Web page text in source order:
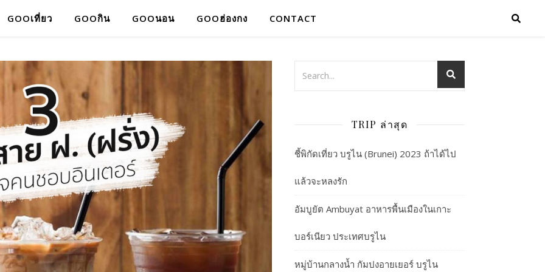
GOOเที่ยว GOOกิน GOOนอน GOOฮ่องกง CONTACT
TRIP ล่าสุด
ชี้พิกัดเที่ยว บรูไน (Brunei) 2023 ถ้าได้ไป
แล้วจะหลงรัก
อัมบูยัต Ambuyat อาหารพื้นเมืองในเกาะ
บอร์เนียว ประเทศบรูไน
หมู่บ้านกลางน้ำ กัมปงอายเยอร์ บรูไน